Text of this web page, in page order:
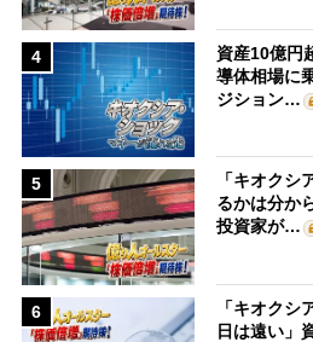
4
資産10億円
導体相場に
ジション…
5
「キオクシ
るかは分か
投資家が…
6
「キオクシ
日は遠い」